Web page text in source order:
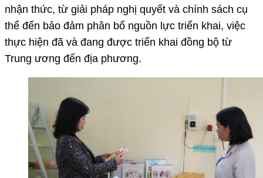
nhận thức, từ giải pháp nghị quyết và chính sách cụ
thể đến bảo đảm phân bổ nguồn lực triển khai, việc
thực hiện đã và đang được triển khai đồng bộ từ
Trung ương đến địa phương.